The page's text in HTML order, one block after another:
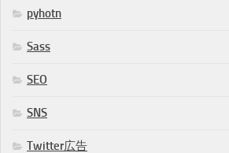
pyhotn
Sass
SEO
SNS
Twitter広告